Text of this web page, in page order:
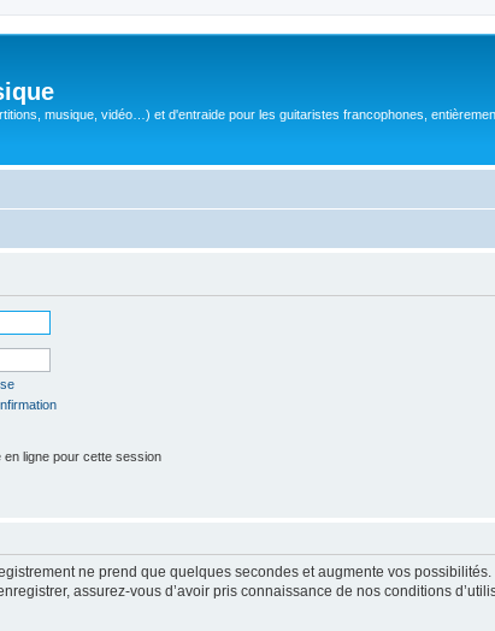
musique, vidéo…) et d'entraide pour les guitaristes francophones,
ligne pour cette session
ne prend que quelques secondes et augmente vos
assurez-vous d’avoir pris connaissance de nos conditions